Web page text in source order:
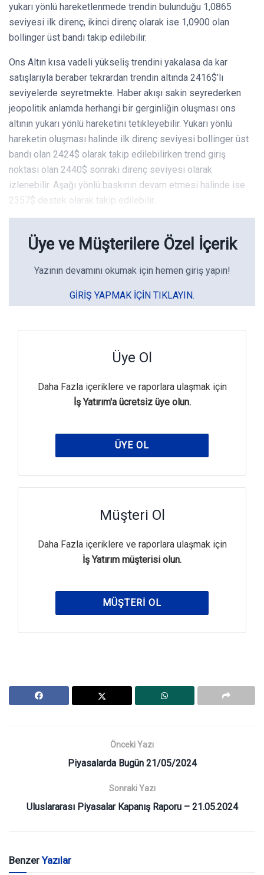
yukarı yönlü hareketlenmede trendin bulunduğu 1,0865
seviyesi ilk direnç, ikinci direnç olarak ise 1,0900 olan
bollinger üst bandı takip edilebilir.
Ons Altın kısa vadeli yükseliş trendini yakalasa da kar
satışlarıyla beraber tekrardan trendin altında 2416$’lı
seviyelerde seyretmekte. Haber akışı sakin seyrederken
jeopolitik anlamda herhangi bir gerginliğin oluşması ons
altının yukarı yönlü hareketini tetikleyebilir. Yukarı yönlü
hareketin oluşması halinde ilk direnç seviyesi bollinger üst
bandı olan 2424$ olarak takip edilebilirken trend giriş
noktası olan 2440$ sonraki direnç seviyesi olarak
izlenebilir. Aşağı yönlü baskının devam etmesi halinde ise
2357$ destek olarak takip edilebilir.
Üye ve Müşterilere Özel İçerik
Yazının devamını okumak için hemen giriş yapın!
GIRIŞ YAPMAK IÇIN TIKLAYIN.
Üye Ol
Daha Fazla içeriklere ve raporlara ulaşmak için
İş Yatırım'a ücretsiz üye olun.
ÜYE OL
Müşteri Ol
Daha Fazla içeriklere ve raporlara ulaşmak için
İş Yatırım müşterisi olun.
MÜŞTERI OL
Önceki Yazı
Piyasalarda Bugün 21/05/2024
Sonraki Yazı
Uluslararası Piyasalar Kapanış Raporu – 21.05.2024
BenzerYazılar